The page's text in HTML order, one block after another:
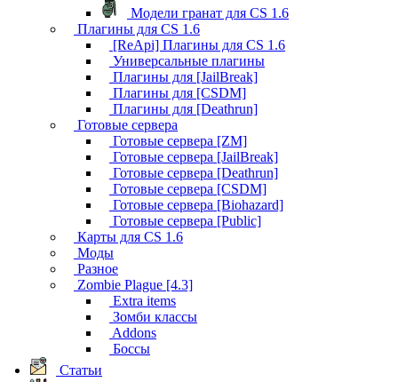
Модели гранат для CS 1.6
Плагины для CS 1.6
[ReApi] Плагины для CS 1.6
Универсальные плагины
Плагины для [JailBreak]
Плагины для [CSDM]
Плагины для [Deathrun]
Готовые сервера
Готовые сервера [ZM]
Готовые сервера [JailBreak]
Готовые сервера [Deathrun]
Готовые сервера [CSDM]
Готовые сервера [Biohazard]
Готовые сервера [Public]
Карты для CS 1.6
Моды
Разное
Zombie Plague [4.3]
Extra items
Зомби классы
Addons
Боссы
Статьи